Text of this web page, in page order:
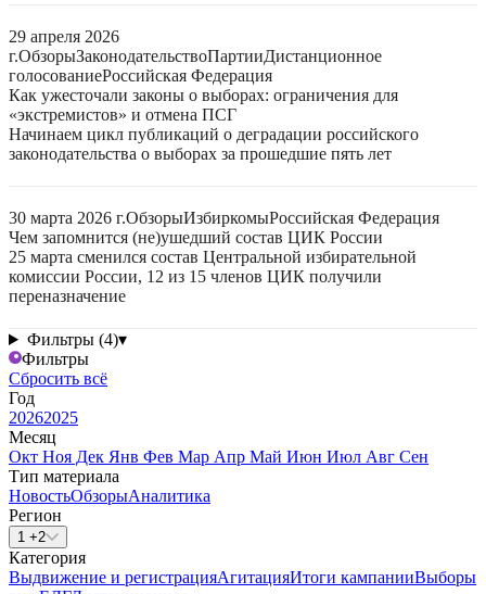
29 апреля 2026
г.ОбзорыЗаконодательствоПартииДистанционное
голосованиеРоссийская Федерация
Как ужесточали законы о выборах: ограничения для
«экстремистов» и отмена ПСГ
Начинаем цикл публикаций о деградации российского
законодательства о выборах за прошедшие пять лет
30 марта 2026 г.ОбзорыИзбиркомыРоссийская Федерация
Чем запомнится (не)ушедший состав ЦИК России
25 марта сменился состав Центральной избирательной
комиссии России, 12 из 15 членов ЦИК получили
переназначение
Фильтры (4)▾
Фильтры
Сбросить всё
Год
20262025
Месяц
Окт Ноя Дек Янв Фев Мар Апр Май Июн Июл Авг Сен
Тип материала
НовостьОбзорыАналитика
Регион
1 +2
Категория
Выдвижение и регистрацияАгитацияИтоги кампанииВыборы